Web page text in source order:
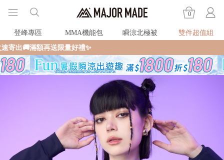
0
登峰專區 MMA機能包 瞬涼北極被
雙件超值組